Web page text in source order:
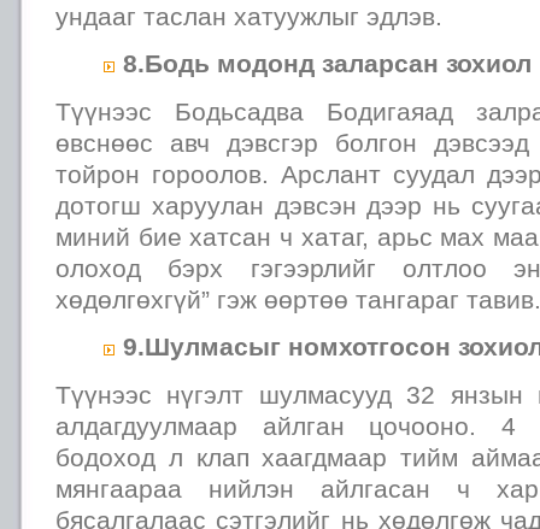
ундааг таслан хатуужлыг эдлэв.
8.Бодь модонд заларсан зохиол
Түүнээс Бодьсадва Бодигаяад
өвснөөс авч дэвсгэр болгон
тойрон гороолов. Арслант суудал
дотогш харуулан дэвсэн дээр нь
миний бие хатсан ч хатаг, арьс мах
олоход бэрх гэгээрлийг олтлоо
хөдөлгөхгүй” гэж өөртөө тангараг тавив.
9.Шулмасыг номхотгосон
Түүнээс нүгэлт шулмасууд 32 янзын
алдагдуулмаар айлган цочооно. 4
бодоход л клап хаагдмаар тийм
мянгаараа нийлэн айлгасан ч
бясалгалаас сэтгэлийг нь хөдөлгөж